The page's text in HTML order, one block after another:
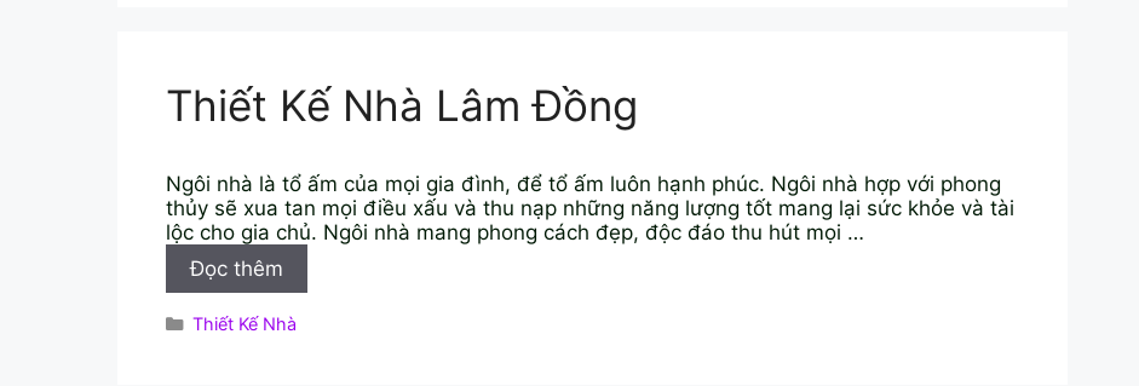
Thiết Kế Nhà Lâm Đồng
Ngôi nhà là tổ ấm của mọi gia đình, để tổ ấm luôn hạnh phúc. Ngôi nhà hợp với phong
thủy sẽ xua tan mọi điều xấu và thu nạp những năng lượng tốt mang lại sức khỏe và tài
lộc cho gia chủ. Ngôi nhà mang phong cách đẹp, độc đáo thu hút mọi …
Đọc thêm
Kế
Nhà
Danh
Thiết Kế Nhà